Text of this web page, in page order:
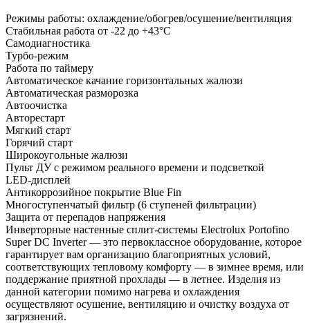
Режимы работы: охлаждение/обогрев/осушение/вентиляция
Стабильная работа от -22 до +43°C
Самодиагностика
Турбо-режим
Работа по таймеру
Автоматическое качание горизонтальных жалюзи
Автоматическая разморозка
Автоочистка
Авторестарт
Мягкий старт
Горячий старт
Широкоугольные жалюзи
Пульт ДУ с режимом реального времени и подсветкой
LED-дисплей
Антикоррозийное покрытие Blue Fin
Многоступенчатый фильтр (6 ступеней фильтрации)
Защита от перепадов напряжения
Инверторные настенные сплит-системы Electrolux Portofino
Super DC Inverter — это первоклассное оборудование, которое
гарантирует вам организацию благоприятных условий,
соответствующих тепловому комфорту — в зимнее время, или
поддержание приятной прохлады — в летнее. Изделия из
данной категории помимо нагрева и охлаждения
осуществляют осушение, вентиляцию и очистку воздуха от
загрязнений.